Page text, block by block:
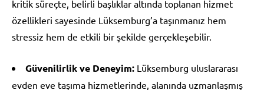
kritik süreçte, belirli başlıklar altında toplanan hizmet
özellikleri sayesinde Lüksemburg’a taşınmanız hem
stressiz hem de etkili bir şekilde gerçekleşebilir.
Güvenilirlik ve Deneyim: Lüksemburg uluslararası
evden eve taşıma hizmetlerinde, alanında uzmanlaşmış